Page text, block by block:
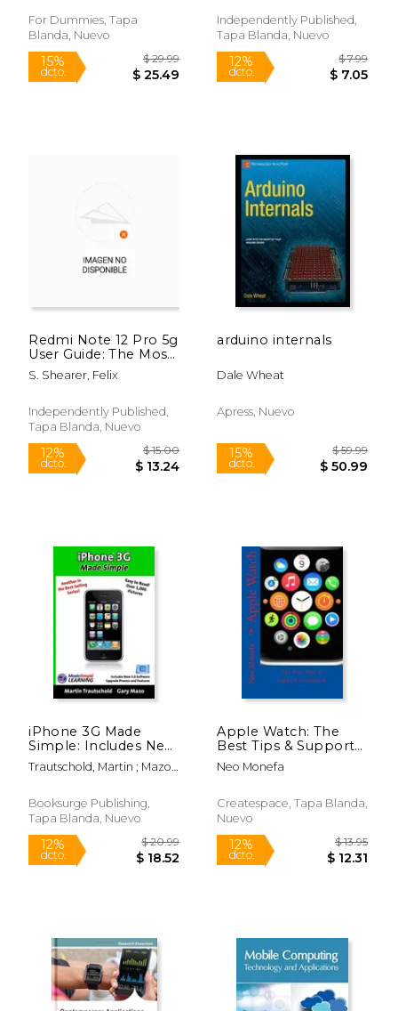
For Dummies, Tapa
Blanda, Nuevo
15% $ 29.99
Setting up and
Mastering Your
Accessories for Opti
(en Inglés)
Independently Published,
Tapa Blanda, Nuevo
12%
Redmi Note 12 Pro 5g
User Guide: The Most
Comprehensive
Setup Secret Manual
Seniors In Unleashing
The Power Of Note
S. Shearer, Felix
Independently Published,
Tapa Blanda, Nuevo
12%
dcto.
$ 15.00
arduino internals
Dale Wheat
Apress, Nuevo
15%
dcto.
iPhone 3G Made
Simple: Includes New
3.0 Software Upgrade
Process and Features
Trautschold, Martin ; Mazo,
Booksurge Publishing,
Tapa Blanda, Nuevo
Apple Watch: The
Best Tips & Support
Guid (Apple Watch
Guide- How to use
Watch Programming)
Neo Monefa
Createspace, Tapa Blanda,
Nuevo